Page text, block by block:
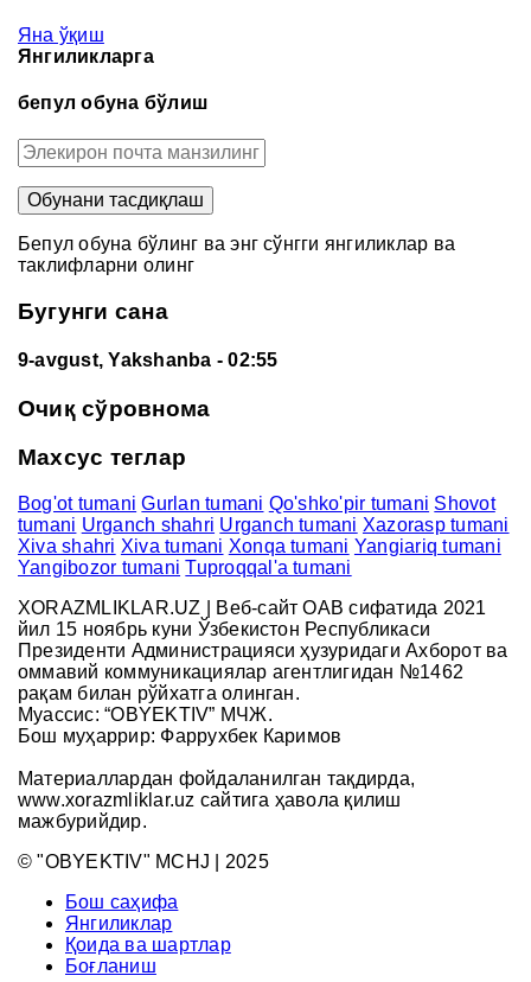
Яна ўқиш
Янгиликларга
бепул обуна бўлиш
Бепул обуна бўлинг ва энг сўнгги янгиликлар ва
таклифларни олинг
Бугунги сана
9-avgust, Yakshanba - 02:55
Очиқ сўровнома
Махсус теглар
Bog'ot tumani Gurlan tumani Qo'shko'pir tumani Shovot
tumani Urganch shahri Urganch tumani Xazorasp tumani
Xiva shahri Xiva tumani Xonqa tumani Yangiariq tumani
Yangibozor tumani Tuproqqal'a tumani
XORAZMLIKLAR.UZ | Веб-сайт ОАВ сифатида 2021
йил 15 ноябрь куни Ўзбекистон Республикаси
Президенти Администрацияси ҳузуридаги Ахборот ва
оммавий коммуникациялар агентлигидан №1462
рақам билан рўйхатга олинган.
Муассис: “OBYEKTIV” МЧЖ.
Бош муҳаррир: Фаррухбек Каримов
Материаллардан фойдаланилган тақдирда,
www.xorazmliklar.uz сайтига ҳавола қилиш
мажбурийдир.
© "OBYEKTIV" MCHJ | 2025
Бош саҳифа
Янгиликлар
Қоида ва шартлар
Боғланиш